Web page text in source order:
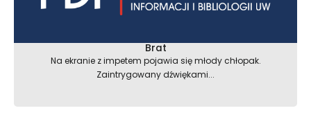
Brat
Na ekranie z impetem pojawia się młody chłopak.
Zaintrygowany dźwiękami...